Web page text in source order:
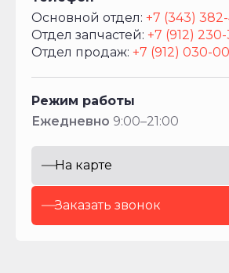
Основной отдел: +7 (343)
Отдел запчастей: +7 (912)
Отдел продаж: +7 (912) 030-
Режим работы
Ежедневно 9:00–21:00
На карте
Заказать звонок